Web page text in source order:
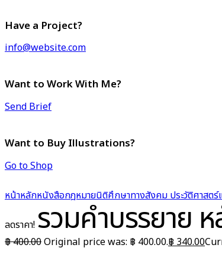
Have a Project?
info@website.com
Want to Work With Me?
Send Brief
Want to Buy Illustrations?
Go to Shop
หน้าหลักหนังสือกฎหมายนิติศึกษาทางสังคม ประวัติศาสต
ลดราคา! รวมคำบรรยาย
฿400.00Original price was: ฿ 400.00.฿ 340.00